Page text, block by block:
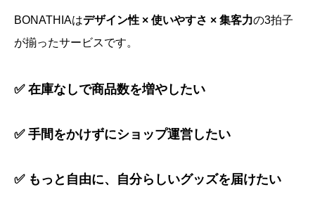
BONATHIAはデザイン性 × 使いやすさ × 集客力の3拍子
が揃ったサービスです。
✅ 在庫なしで商品数を増やしたい
✅ 手間をかけずにショップ運営したい
✅ もっと自由に、自分らしいグッズを届けたい